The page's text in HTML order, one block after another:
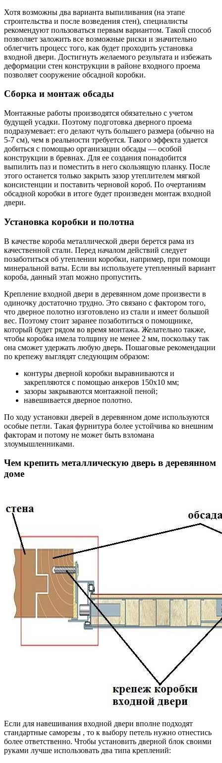
Хотя возможны два варианта выпиливания (на этапе
строительства и после возведения стен), специалисты
рекомендуют пользоваться первым вариантом. Такой способ
позволяет заложить все возможные риски и значительно
облегчить процесс того, как будет проходить установка
входной двери. Достигнуть желаемого результата и избежать
деформации стен конструкции в районе входного проема
позволяет сооружение обсадной коробки.
Сборка и монтаж обсады
Монтажные работы производятся обязательно с учетом
будущей усадки. Поэтому подготовка дверного проема
подразумевает: его делают чуть большего размера (обычно на
5-7 см), чем в реальности требуется. Такого эффекта удается
добиться с помощью организации обсады — особой
конструкции в бревнах. Для ее создания понадобится
выпилить паз и поместить в него скользящую планку. После
этого останется только закрыть зазор утеплителем мягкой
консистенции и поставить черновой короб. По очертаниям
обсадной коробки в итоге будет произведен монтаж входной
двери.
Установка коробки и полотна
В качестве короба металлической двери берется рама из
качественной стали. Перед началом действий следует
позаботиться об утеплении коробки, например, при помощи
минеральной ваты. Если вы используете утепленный вариант
короба, данный этап можно пропустить.
Крепление входной двери в деревянном доме произвести в
одиночку достаточно трудно. Это связано с фактором того,
что дверное полотно изготовлено из стали и имеет большой
вес. Поэтому стоит заранее позаботиться о помощнике,
который будет рядом во время монтажа. Желательно также,
чтобы коробка имела толщину не менее 2 мм, поскольку так
она сможет удержать любую дверь. Пошаговые рекомендации
по крепежу выглядят следующим образом:
контуры дверной коробки выравниваются и
закрепляются с помощью анкеров 150х10 мм;
зазоры закрываются монтажной пеной;
навешивается дверное полотно.
По ходу установки дверей в деревянном доме используются
особые петли. Такая фурнитура более устойчива ко внешним
факторам и потому не может быть взломана
злоумышленниками.
Чем крепить металлическую дверь в деревянном
доме
Если для навешивания входной двери вполне подходят
стандартные саморезы , то к выбору петель нужно отнестись
более ответственно. Чтобы установить дверной блок своими
руками лучше использовать два типа креплений: